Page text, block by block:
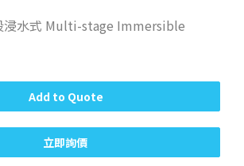
浸水式 Multi-stage Immersible
立即詢價
Add to Quote